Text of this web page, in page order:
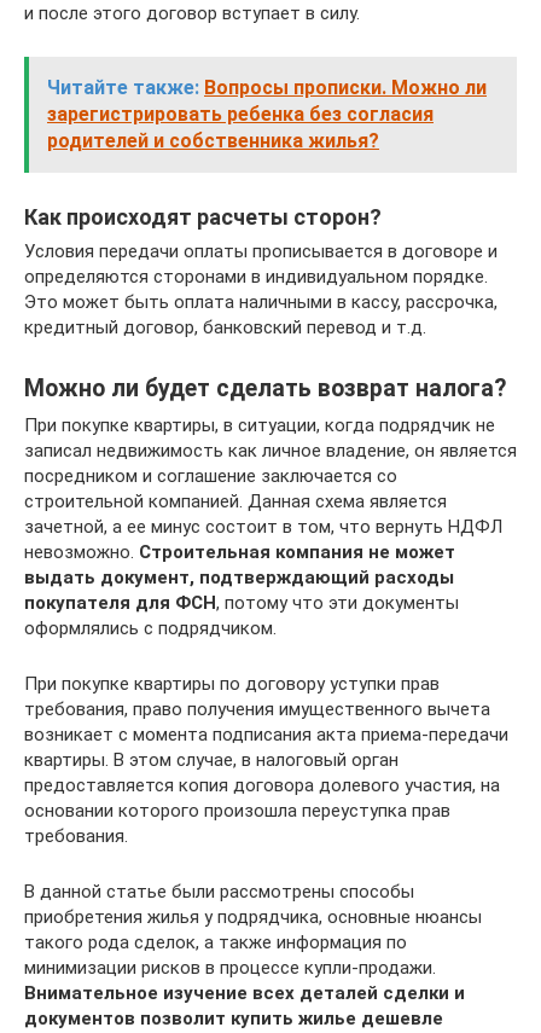
и после этого договор вступает в силу.
Читайте также: Вопросы прописки. Можно ли
зарегистрировать ребенка без согласия
родителей и собственника жилья?
Как происходят расчеты сторон?
Условия передачи оплаты прописывается в договоре и
определяются сторонами в индивидуальном порядке.
Это может быть оплата наличными в кассу, рассрочка,
кредитный договор, банковский перевод и т.д.
Можно ли будет сделать возврат налога?
При покупке квартиры, в ситуации, когда подрядчик не
записал недвижимость как личное владение, он является
посредником и соглашение заключается со
строительной компанией. Данная схема является
зачетной, а ее минус состоит в том, что вернуть НДФЛ
невозможно. Строительная компания не может
выдать документ, подтверждающий расходы
покупателя для ФСН, потому что эти документы
оформлялись с подрядчиком.
При покупке квартиры по договору уступки прав
требования, право получения имущественного вычета
возникает с момента подписания акта приема-передачи
квартиры. В этом случае, в налоговый орган
предоставляется копия договора долевого участия, на
основании которого произошла переуступка прав
требования.
В данной статье были рассмотрены способы
приобретения жилья у подрядчика, основные нюансы
такого рода сделок, а также информация по
минимизации рисков в процессе купли-продажи.
Внимательное изучение всех деталей сделки и
документов позволит купить жилье дешевле